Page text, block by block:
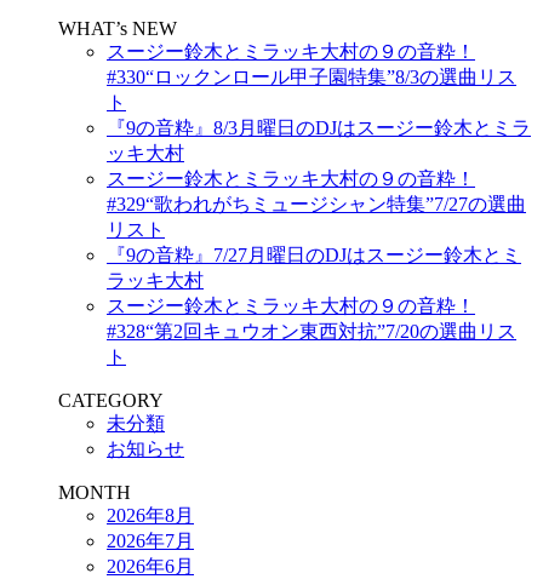
WHAT’s NEW
スージー鈴木とミラッキ大村の９の音粋！
#330“ロックンロール甲子園特集”8/3の選曲リス
ト
『9の音粋』8/3月曜日のDJはスージー鈴木とミラ
ッキ大村
スージー鈴木とミラッキ大村の９の音粋！
#329“歌われがちミュージシャン特集”7/27の選曲
リスト
『9の音粋』7/27月曜日のDJはスージー鈴木とミ
ラッキ大村
スージー鈴木とミラッキ大村の９の音粋！
#328“第2回キュウオン東西対抗”7/20の選曲リス
ト
CATEGORY
未分類
お知らせ
MONTH
2026年8月
2026年7月
2026年6月